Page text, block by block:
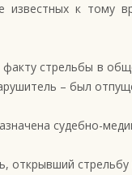
к тому
стрельбы в
– был
судебно-